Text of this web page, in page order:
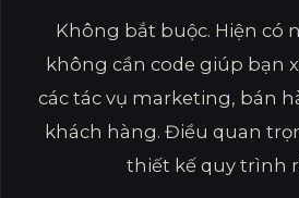
Không bắt buộc. Hiện có
không cần code giúp bạn
các tác vụ marketing, bán
khách hàng. Điều quan
thiết kế quy trình